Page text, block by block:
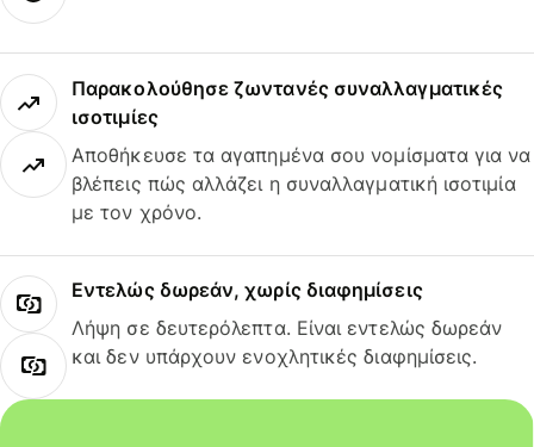
Παρακολούθησε ζωντανές συναλλαγματικές
ισοτιμίες
Αποθήκευσε τα αγαπημένα σου νομίσματα για να
βλέπεις πώς αλλάζει η συναλλαγματική ισοτιμία
με τον χρόνο.
Εντελώς δωρεάν, χωρίς διαφημίσεις
Λήψη σε δευτερόλεπτα. Είναι εντελώς δωρεάν
και δεν υπάρχουν ενοχλητικές διαφημίσεις.